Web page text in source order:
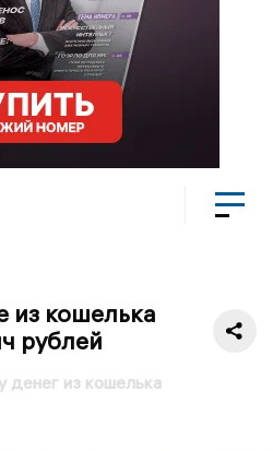
из кошелька
рублей
денег из кошелька